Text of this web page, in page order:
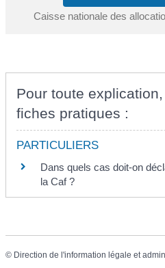
Caisse nationale des
Pour toute
fiches pratiques :
PARTICULIERS
Dans quels cas doit-on
la Caf ?
© Direction de l'information légale et